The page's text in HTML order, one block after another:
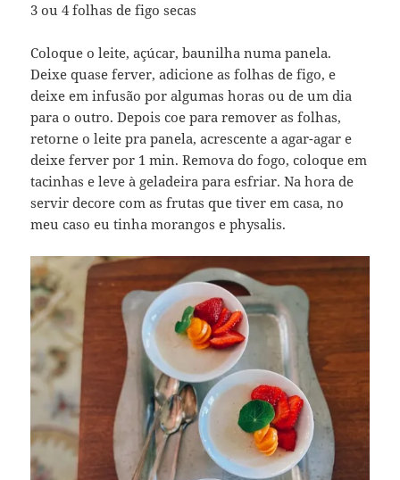
3 ou 4 folhas de figo secas
Coloque o leite, açúcar, baunilha numa panela.
Deixe quase ferver, adicione as folhas de figo, e
deixe em infusão por algumas horas ou de um dia
para o outro. Depois coe para remover as folhas,
retorne o leite pra panela, acrescente a agar-agar e
deixe ferver por 1 min. Remova do fogo, coloque em
tacinhas e leve à geladeira para esfriar. Na hora de
servir decore com as frutas que tiver em casa, no
meu caso eu tinha morangos e physalis.